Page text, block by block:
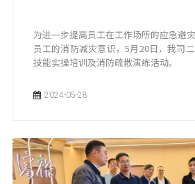
为进一步提高员工在工作场所的应急避
员工的消防减灾意识，5月20日，我司
技能实操培训及消防疏散演练活动。
2024-05-28